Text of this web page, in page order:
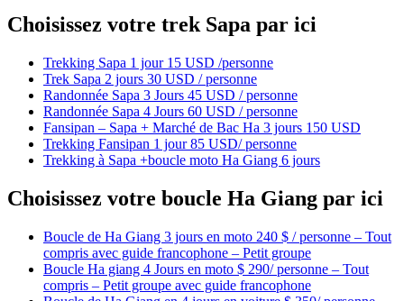
Choisissez votre trek Sapa par ici
Trekking Sapa 1 jour 15 USD /personne
Trek Sapa 2 jours 30 USD / personne
Randonnée Sapa 3 Jours 45 USD / personne
Randonnée Sapa 4 Jours 60 USD / personne
Fansipan – Sapa + Marché de Bac Ha 3 jours 150 USD
Trekking Fansipan 1 jour 85 USD/ personne
Trekking à Sapa +boucle moto Ha Giang 6 jours
Choisissez votre boucle Ha Giang par ici
Boucle de Ha Giang 3 jours en moto 240 $ / personne – Tout
compris avec guide francophone – Petit groupe
Boucle Ha giang 4 Jours en moto $ 290/ personne – Tout
compris – Petit groupe avec guide francophone